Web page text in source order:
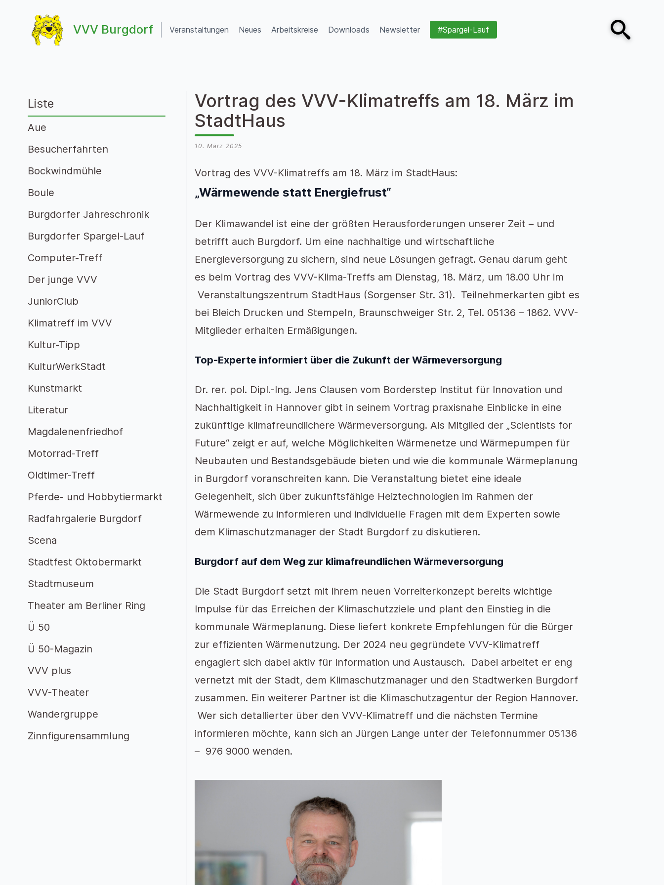
VVV Burgdorf
VVV Burgdorf
Veranstaltungen Neues Arbeitskreise Downloads Newsletter #Spargel-Lauf
Open search
Vortrag des VVV-Klimatreffs am 18. März im
StadtHaus
10. März 2025
Vortrag des VVV-Klimatreffs am 18. März im StadtHaus:
„Wärmewende statt Energiefrust“
Der Klimawandel ist eine der größten Herausforderungen unserer Zeit – und
betrifft auch Burgdorf. Um eine nachhaltige und wirtschaftliche
Energieversorgung zu sichern, sind neue Lösungen gefragt. Genau darum geht
es beim Vortrag des VVV-Klima-Treffs am Dienstag, 18. März, um 18.00 Uhr im
Veranstaltungszentrum StadtHaus (Sorgenser Str. 31). Teilnehmerkarten gibt es
bei Bleich Drucken und Stempeln, Braunschweiger Str. 2, Tel. 05136 – 1862. VVV-
Mitglieder erhalten Ermäßigungen.
Top-Experte informiert über die Zukunft der Wärmeversorgung
Dr. rer. pol. Dipl.-Ing. Jens Clausen vom Borderstep Institut für Innovation und
Nachhaltigkeit in Hannover gibt in seinem Vortrag praxisnahe Einblicke in eine
zukünftige klimafreundlichere Wärmeversorgung. Als Mitglied der „Scientists for
Future“ zeigt er auf, welche Möglichkeiten Wärmenetze und Wärmepumpen für
Neubauten und Bestandsgebäude bieten und wie die kommunale Wärmeplanung
in Burgdorf voranschreiten kann. Die Veranstaltung bietet eine ideale
Gelegenheit, sich über zukunftsfähige Heiztechnologien im Rahmen der
Wärmewende zu informieren und individuelle Fragen mit dem Experten sowie
dem Klimaschutzmanager der Stadt Burgdorf zu diskutieren.
Burgdorf auf dem Weg zur klimafreundlichen Wärmeversorgung
Die Stadt Burgdorf setzt mit ihrem neuen Vorreiterkonzept bereits wichtige
Impulse für das Erreichen der Klimaschutzziele und plant den Einstieg in die
kommunale Wärmeplanung. Diese liefert konkrete Empfehlungen für die Bürger
zur effizienten Wärmenutzung. Der 2024 neu gegründete VVV-Klimatreff
engagiert sich dabei aktiv für Information und Austausch. Dabei arbeitet er eng
vernetzt mit der Stadt, dem Klimaschutzmanager und den Stadtwerken Burgdorf
zusammen. Ein weiterer Partner ist die Klimaschutzagentur der Region Hannover.
Wer sich detallierter über den VVV-Klimatreff und die nächsten Termine
informieren möchte, kann sich an Jürgen Lange unter der Telefonnummer 05136
– 976 9000 wenden.
Liste
Aue
Besucherfahrten
Bockwindmühle
Boule
Burgdorfer Jahreschronik
Burgdorfer Spargel-Lauf
Computer-Treff
Der junge VVV
JuniorClub
Klimatreff im VVV
Kultur-Tipp
KulturWerkStadt
Kunstmarkt
Literatur
Magdalenenfriedhof
Motorrad-Treff
Oldtimer-Treff
Pferde- und Hobbytiermarkt
Radfahrgalerie Burgdorf
Scena
Stadtfest Oktobermarkt
Stadtmuseum
Theater am Berliner Ring
Ü 50
Ü 50-Magazin
VVV plus
VVV-Theater
Wandergruppe
Zinnfigurensammlung